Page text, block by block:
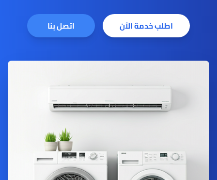
اطلب خدمة الآن اتصل بنا